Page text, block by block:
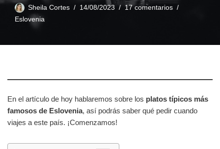
Sheila Cortes 14/08/2023
17 comentarios
Eslovenia
En el artículo de hoy hablaremos sobre los platos típicos más
famosos de Eslovenia, así podrás saber qué pedir cuando
viajes a este país. ¡Comenzamos!